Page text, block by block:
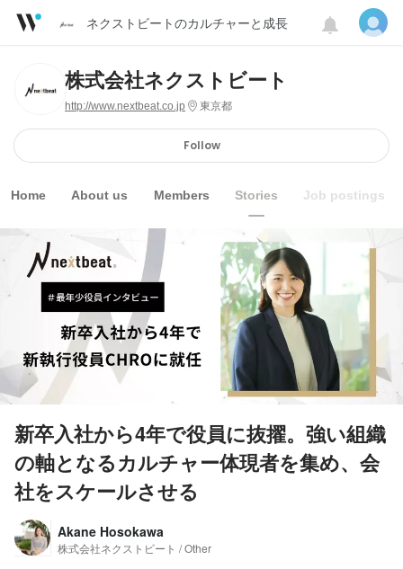
ネクストビートのカルチャーと成長
株式会社ネクストビート
http://www.nextbeat.co.jp 東京都
Follow
Home About us Members Stories Job postings
新卒入社から4年で役員に抜擢。強い組織
の軸となるカルチャー体現者を集め、会
社をスケールさせる
Akane Hosokawa
株式会社ネクストビート / Other